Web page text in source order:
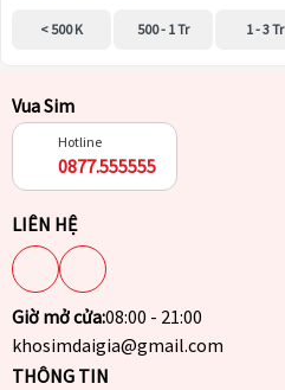
< 500 K 500 - 1 Tr 1 - 3 Tr
Vua Sim
Hotline
0877.555555
LIÊN HỆ
Giờ mở cửa:08:00 - 21:00
khosimdaigia@gmail.com
THÔNG TIN